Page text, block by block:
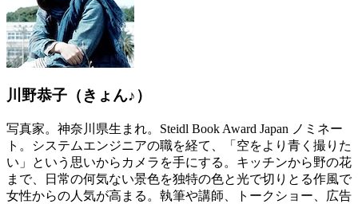
川野恭子（きょん♪）
写真家。神奈川県生まれ。Steidl Book Award Japan ノミネー
ト。システムエンジニアの職を経て、「空をより青く撮りた
い」という思いからカメラを手にする。キッチンから野の花
まで、日常の何気ない景色を独特の色と光で切りとる作風で
女性からの人気が高まる。執筆や講師、トークショー、広告